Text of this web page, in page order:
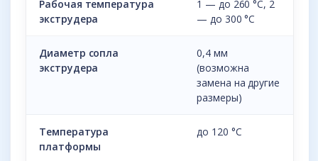
Рабочая температура
экструдера
1 — до 260 °С, 2
— до 300 °С
Диаметр сопла
экструдера
0,4 мм
(возможна
замена на другие
размеры)
Температура
платформы
до 120 °С